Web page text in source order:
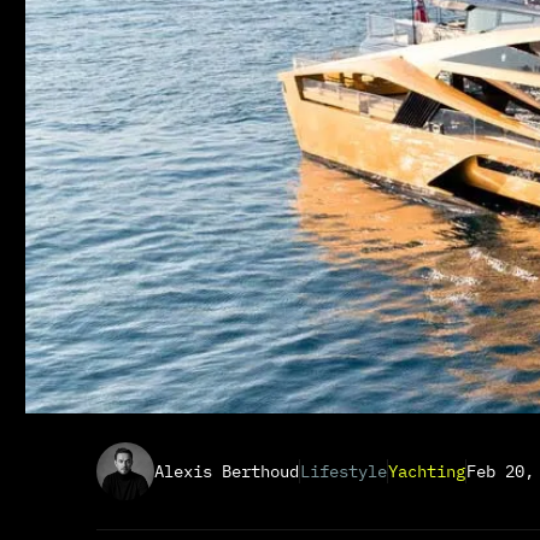
Alexis BerthoudLifestyleYachtingFeb 20,